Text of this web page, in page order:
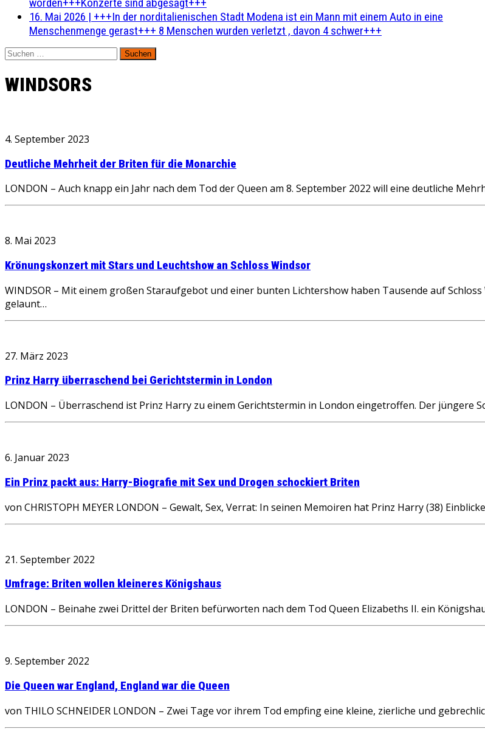
16. Mai 2026 | +++In der norditalienischen Stadt Modena ist ein Mann mit einem Auto in eine
Menschenmenge gerast+++ 8 Menschen wurden verletzt , davon 4 schwer+++
Suchen
nach:
WINDSORS
4. September 2023
Deutliche Mehrheit der Briten für die Monarchie
LONDON – Auch knapp ein Jahr nach dem Tod der Queen am 8. September 2022 will eine deutliche
8. Mai 2023
Krönungskonzert mit Stars und Leuchtshow an Schloss Windsor
WINDSOR – Mit einem großen Staraufgebot und einer bunten Lichtershow haben Tausende auf
gelaunt…
27. März 2023
Prinz Harry überraschend bei Gerichtstermin in London
LONDON – Überraschend ist Prinz Harry zu einem Gerichtstermin in London eingetroffen. Der jüngere
6. Januar 2023
Ein Prinz packt aus: Harry-Biografie mit Sex und Drogen schockiert Briten
von CHRISTOPH MEYER LONDON – Gewalt, Sex, Verrat: In seinen Memoiren hat Prinz Harry (38)
21. September 2022
Umfrage: Briten wollen kleineres Königshaus
LONDON – Beinahe zwei Drittel der Briten befürworten nach dem Tod Queen Elizabeths II. ein
9. September 2022
Die Queen war England, England war die Queen
von THILO SCHNEIDER LONDON – Zwei Tage vor ihrem Tod empfing eine kleine, zierliche und